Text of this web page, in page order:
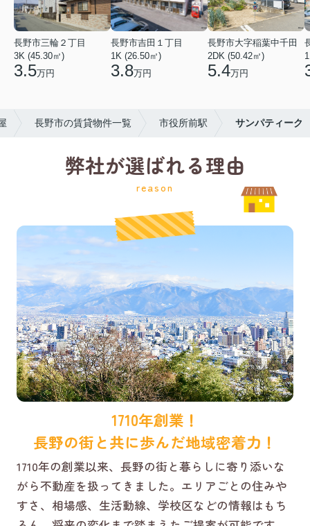
長野市三輪２丁目
3K (45.30㎡)
3.5万円
長野市吉田１丁目
1K (26.50㎡)
3.8万円
長野市大字稲葉中千田
2DK (50.42㎡)
5.4万円
長野市の賃貸物件一覧 市役所前駅 サンパティーク
弊社が選ばれる理由
reason
1710年創業！
長野の街と共に歩んだ地域密着力！
1710年の創業以来、長野の街と暮らしに寄り添いな
がら不動産を扱ってきました。エリアごとの住みや
すさ、相場感、生活動線、学校区などの情報はもち